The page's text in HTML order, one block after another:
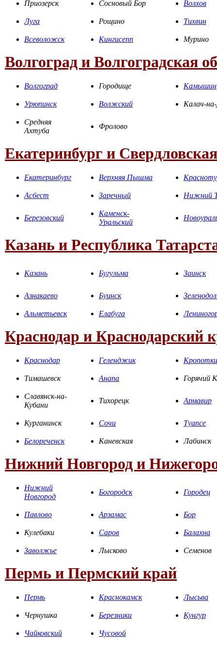
Приозерск Сосновый Бор Волхов
Луга Рощино Тихвин
Всеволожск Кингисепп Мурино
Волгоград и Волгоградская
Волгоград Городище Камышин
Урюпинск Волжский Калач-
Средняя
Ахтуба
Фролово
Екатеринбург и
Екатеринбург Верхняя Пышма
Асбест Заречный Нижний
Березовский
Каменск-
Уральский
Казань и Республика
Казань Бугульма Заинск
Азнакаево Буинск
Альметьевск Елабуга
Краснодар и Краснодарский
Краснодар Геленджик
Тимашевск Анапа Горячий
Славянск-на-
Кубани
Тихорецк Армавир
Курганинск Сочи Туапсе
Белореченск Каневская Лабинск
Нижний Новгород и
Нижний
Новгород
Богородск Городец
Павлово Арзамас Бор
Кулебаки Саров Балахна
Заволжье Лысково Семенов
Пермь и Пермский край
Пермь Краснокамск Лысьва
Чернушка Березники Кунгур
Чайковский Чусовой